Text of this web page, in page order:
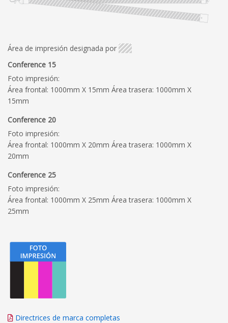
Área de impresión designada por
Conference 15
Foto impresión:
Área frontal: 1000mm X 15mm Área trasera: 1000mm X
15mm
Conference 20
Foto impresión:
Área frontal: 1000mm X 20mm Área trasera: 1000mm X
20mm
Conference 25
Foto impresión:
Área frontal: 1000mm X 25mm Área trasera: 1000mm X
25mm
Directrices de marca completas